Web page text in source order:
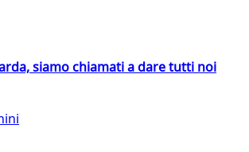
siamo chiamati a dare tutti noi